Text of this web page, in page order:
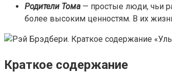
Родители Тома — простые люди, чьи
более высоким ценностям. В их
Краткое содержание